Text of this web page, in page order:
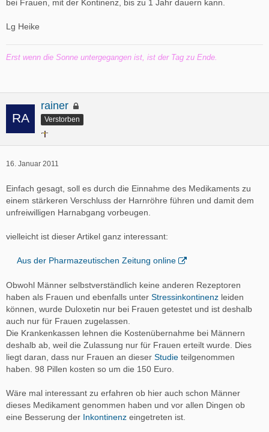
bei Frauen, mit der Kontinenz, bis zu 1 Jahr dauern kann.
Lg Heike
Erst wenn die Sonne untergegangen ist, ist der Tag zu Ende.
rainer
Verstorben
16. Januar 2011
Einfach gesagt, soll es durch die Einnahme des Medikaments zu
einem stärkeren Verschluss der Harnröhre führen und damit dem
unfreiwilligen Harnabgang vorbeugen.
vielleicht ist dieser Artikel ganz interessant:
Aus der Pharmazeutischen Zeitung online
Obwohl Männer selbstverständlich keine anderen Rezeptoren
haben als Frauen und ebenfalls unter Stressinkontinenz leiden
können, wurde Duloxetin nur bei Frauen getestet und ist deshalb
auch nur für Frauen zugelassen.
Die Krankenkassen lehnen die Kostenübernahme bei Männern
deshalb ab, weil die Zulassung nur für Frauen erteilt wurde. Dies
liegt daran, dass nur Frauen an dieser Studie teilgenommen
haben. 98 Pillen kosten so um die 150 Euro.
Wäre mal interessant zu erfahren ob hier auch schon Männer
dieses Medikament genommen haben und vor allen Dingen ob
eine Besserung der Inkontinenz eingetreten ist.